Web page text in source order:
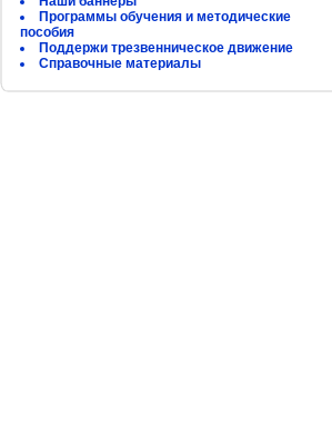
Программы обучения и методические
пособия
Поддержи трезвенническое движение
Справочные материалы